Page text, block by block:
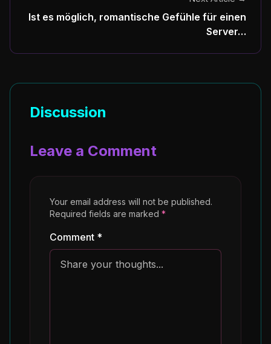
Ist es möglich, romantische Gefühle für einen
Server…
Discussion
Leave a Comment
Your email address will not be published.
Required fields are marked *
Comment *